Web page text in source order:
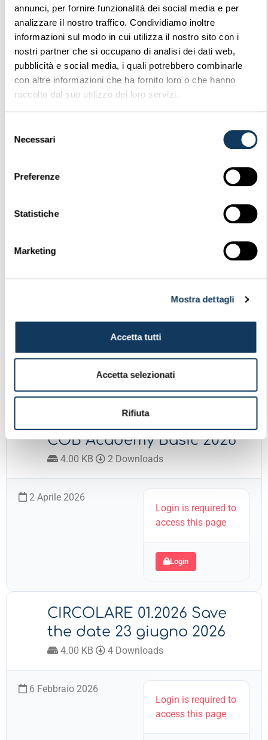
annunci, per fornire funzionalità dei social media e per
analizzare il nostro traffico. Condividiamo inoltre
informazioni sul modo in cui utilizza il nostro sito con i
nostri partner che si occupano di analisi dei dati web,
pubblicità e social media, i quali potrebbero combinarle
con altre informazioni che ha fornito loro o che hanno
raccolto dal suo utilizzo dei loro servizi.
delNecessari
Preferenze
Statistiche
Marketing
Mostra dettagli
Accetta tutti
Accetta selezionati
Rifiuta
27 Maggio 2026 Scarica
CIRCOLARE 02.2026
Disposizioni operative
copertura RCA
CIRCOLARE
CORRISPONDENTI 03.2026
SPESE DI REGISTRAZIONE
SENTENZE TASSE
GIUDIZIARIE FATTURE_
370.14 KB 1 Downloads
7 Maggio 2026 Scarica
CIRCOLARE
CORRISPONDENTI 02.2026
COB Academy Basic 2026
4.00 KB 2 Downloads
2 Aprile 2026
Login is required to
access this page
Login
CIRCOLARE 01.2026 Save
the date 23 giugno 2026
4.00 KB 4 Downloads
6 Febbraio 2026
Login is required to
access this page